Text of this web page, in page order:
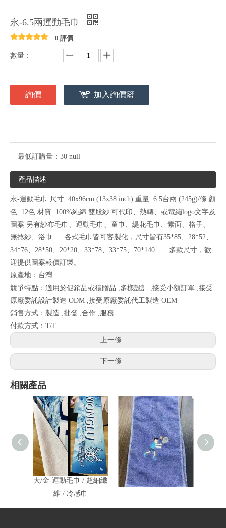
永-6.5兩運動毛巾
0 評價
數量：
詢價 加入詢價籃
最低訂購量： 30 null
產品描述
永-運動毛巾 尺寸: 40x96cm (13x38 inch) 重量: 6.5台兩 (245g)/條 顏
色: 12色 材質: 100%純綿 雙股紗 可代印、熱轉、或電繡logo文字及
圖案 另有紗布毛巾、運動毛巾、童巾、緹花毛巾、素面、格子、
無捻紗、浴巾......各式毛巾皆可客製化，尺寸皆有35*85、28*52、
34*76、28*50、20*20、33*78、33*75、70*140.......多款尺寸，歡
迎提供圖案報價訂製。
原產地：台灣
競爭特點：適用於促銷品或禮贈品 ,多樣設計 ,接受小額訂單 ,接受
原廠委託設計製造 ODM ,接受原廠委託代工製造 OEM
銷售方式：製造 ,批發 ,合作 ,服務
付款方式：T/T
上一條:
下一條:
相關產品
大/金-運動毛巾 / 超細纖
維 / 冷感巾
大/金-全棉運動毛巾